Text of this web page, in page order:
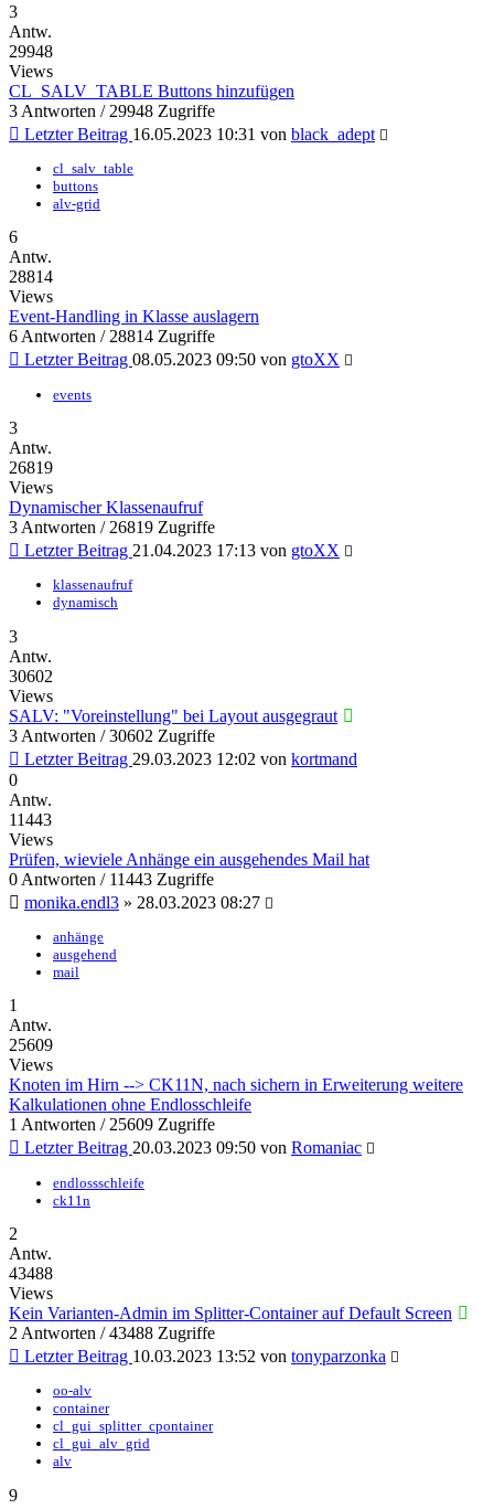
3
Antw.
29948
Views
CL_SALV_TABLE Buttons hinzufügen
3 Antworten / 29948 Zugriffe
Letzter Beitrag 16.05.2023 10:31 von black_adept
cl_salv_table
buttons
alv-grid
6
Antw.
28814
Views
Event-Handling in Klasse auslagern
6 Antworten / 28814 Zugriffe
Letzter Beitrag 08.05.2023 09:50 von gtoXX
events
3
Antw.
26819
Views
Dynamischer Klassenaufruf
3 Antworten / 26819 Zugriffe
Letzter Beitrag 21.04.2023 17:13 von gtoXX
klassenaufruf
dynamisch
3
Antw.
30602
Views
SALV: "Voreinstellung" bei Layout ausgegraut
3 Antworten / 30602 Zugriffe
Letzter Beitrag 29.03.2023 12:02 von kortmand
0
Antw.
11443
Views
Prüfen, wieviele Anhänge ein ausgehendes Mail hat
0 Antworten / 11443 Zugriffe
monika.endl3 » 28.03.2023 08:27
anhänge
ausgehend
mail
1
Antw.
25609
Views
Knoten im Hirn --> CK11N, nach sichern in Erweiterung weitere
Kalkulationen ohne Endlosschleife
1 Antworten / 25609 Zugriffe
Letzter Beitrag 20.03.2023 09:50 von Romaniac
endlossschleife
ck11n
2
Antw.
43488
Views
Kein Varianten-Admin im Splitter-Container auf Default Screen
2 Antworten / 43488 Zugriffe
Letzter Beitrag 10.03.2023 13:52 von tonyparzonka
oo-alv
container
cl_gui_splitter_cpontainer
cl_gui_alv_grid
alv
9